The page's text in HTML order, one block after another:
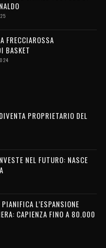
FRECCIAROSSA
BASKET
PROPRIETARIO DEL
NEL FUTURO: NASCE
L’ESPANSIONE
CAPIENZA FINO A 80.000